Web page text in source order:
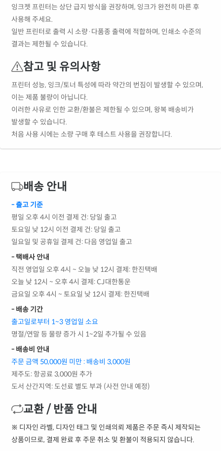
잉크젯 프린터는 상단 급지 방식을 권장하며, 잉크가 완전히 마른 후
사용해 주세요.
일반 프린터로 출력 시 소량·다품종 출력에 적합하며, 인쇄소 수준의
결과는 제한될 수 있습니다.
참고 및 유의사항
프린터 성능, 잉크/토너 특성에 따라 약간의 번짐이 발생할 수 있으며,
이는 제품 불량이 아닙니다.
이러한 사유로 인한 교환/환불은 제한될 수 있으며, 왕복 배송비가
발생할 수 있습니다.
처음 사용 시에는 소량 구매 후 테스트 사용을 권장합니다.
배송 안내
- 출고 기준
평일 오후 4시 이전 결제 건: 당일 출고
토요일 낮 12시 이전 결제 건: 당일 출고
일요일 및 공휴일 결제 건: 다음 영업일 출고
- 택배사 안내
직전 영업일 오후 4시 ~ 오늘 낮 12시 결제: 한진택배
오늘 낮 12시 ~ 오후 4시 결제: CJ대한통운
금요일 오후 4시 ~ 토요일 낮 12시 결제: 한진택배
- 배송 기간
출고일로부터 1~3 영업일 소요
명절/연말 등 물량 증가 시 1~2일 추가될 수 있음
- 배송비 안내
주문 금액 50,000원 미만 : 배송비 3,000원
제주도: 항공료 3,000원 추가
도서 산간지역: 도선료 별도 부과 (사전 안내 예정)
교환 / 반품 안내
※ 디자인 라벨, 디자인 태그 및 인쇄의뢰 제품은 주문 즉시 제작되는
상품이므로, 결제 완료 후 주문 취소 및 환불이 적용되지 않습니다.